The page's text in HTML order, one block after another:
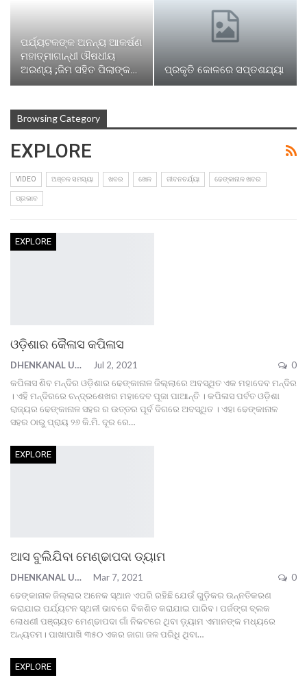
ପର୍ଯ୍ୟଟକଙ୍କ ଅନନ୍ୟ ଆକର୍ଷଣ
ମହାତ୍ମାଗାନ୍ଧୀ ଔଷଧୀୟ
ଅରଣ୍ୟ ;ଜିମ ସହିତ ପିଲାଙ୍କ…
ପ୍ରକୃତି କୋଳରେ ସପ୍ତଶଯ୍ୟା
Browsing Category
EXPLORE
VIDEO ଅଞ୍ଚଳ ସମସ୍ୟା ଖବର ଖେଳ ଜୀବନଚର୍ଯ୍ୟା ଢେଙ୍କାନାଳ ଖବର
ପ୍ରଭାବ
EXPLORE
ଓଡ଼ିଶାର କୈଳାସ କପିଳାସ
DHENKANAL UPDATE Jul 2, 2021
0
କପିଳାସ ଶିବ ମନ୍ଦିର ଓଡ଼ିଶାର ଢେଙ୍କାନାଳ ଜିଲ୍ଲାରେ ଅବସ୍ଥିତ ଏକ ମହାଦେବ ମନ୍ଦିର
। ଏହି ମନ୍ଦିରରେ ଚନ୍ଦ୍ରଶେଖର ମହାଦେବ ପୂଜା ପାଆନ୍ତି । କପିଳାସ ପର୍ବତ ଓଡ଼ିଶା
ରାଜ୍ୟର ଢେଙ୍କାନାଳ ସହର ର ଉତ୍ତର ପୂର୍ବ ଦିଗରେ ଅବସ୍ଥିତ । ଏହା ଢେଙ୍କାନାଳ
ସହର ଠାରୁ ପ୍ରାୟ ୨୬ କି.ମି. ଦୂର ରେ…
EXPLORE
ଆସ ବୁଲିଯିବା ମେଣ୍ଢାପଦା ଡ୍ୟାମ
DHENKANAL UPDATE Mar 7, 2021
0
ଢେଙ୍କାନାଳ ଜିଲ୍ଲାର ଅନେକ ସ୍ଥାନ ଏପରି ରହିଛି ଯେଉଁ ଗୁଡ଼ିକର ଉନ୍ନତିକରଣ
କରାଯାଇ ପର୍ଯ୍ୟଟନ ସ୍ଥଳୀ ଭାବରେ ବିକଶିତ କରାଯାଇ ପାରିବ। ପର୍ଜଙ୍ଗ ବ୍ଲକ
ଲୋଧଣୀ ପଞ୍ଚାୟତ ମେଣ୍ଢାପଦା ଗାଁ ନିକଟରେ ଥିବା ଡ଼୍ୟାମ ଏମାନଙ୍କ ମଧ୍ୟରେ
ଅନ୍ୟତମ। ପାଖାପାଖି ୩୫୦ ଏକର ଜାଗା ଜଳ ପରିଧି ଥିବା…
EXPLORE